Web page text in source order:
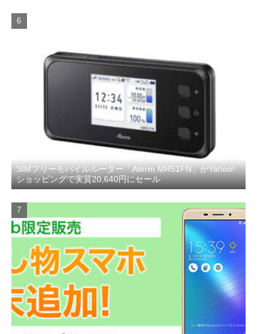
SIMフリーモバイルルーター「Aterm MR51FN」がYahoo!
ショッピングで実質20,640円にセール